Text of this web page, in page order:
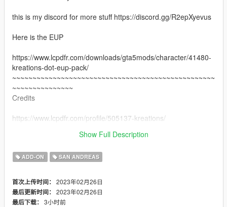
this is my discord for more stuff https://discord.gg/R2epXyevus
Here is the EUP
https://www.lcpdfr.com/downloads/gta5mods/character/41480-
kreations-dot-eup-pack/
~~~~~~~~~~~~~~~~~~~~~~~~~~~~~~~~~~~~~~~~~~~~~~~~~~
~~~~~~~~~~~~~~~
Credits
https://www.lcpdfr.com/profile/505137-kreations/
https://www.lcpdfr.com/profile/467083-mrclient/
Show Full Description
ADD-ON SAN ANDREAS
首次上传时间： 2023年02月26日
最后更新时间： 2023年02月26日
最后下载： 3小时前